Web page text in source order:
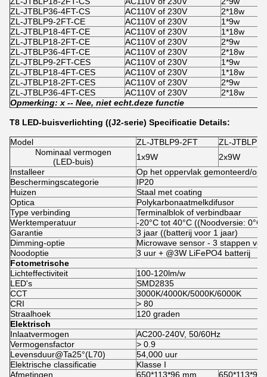
ZL-JTBLP36-4FT-CS
AC110V of 230V
2*18w
ZL-JTBLP9-2FT-CE
AC110V of 230V
1*9w
ZL-JTBLP18-4FT-CE
AC110V of 230V
1*18w
ZL-JTBLP18-2FT-CE
AC110V of 230V
2*9w
ZL-JTBLP36-4FT-CE
AC110V of 230V
2*18w
ZL-JTBLP9-2FT-CES
AC110V of 230V
1*9w
ZL-JTBLP18-4FT-CES
AC110V of 230V
1*18w
ZL-JTBLP18-2FT-CES
AC110V of 230V
2*9w
ZL-JTBLP36-4FT-CES
AC110V of 230V
2*18w
Opmerking: x -- Nee, niet echt.deze functie
T8 LED-buisverlichting ((J2-serie) Specificatie Details:
Model ZL-JTBLP9-2FT
ZL-
Nominaal vermogen
(LED-buis)
1x9W
2x9W
Installeer
Op het oppervlak gemonteerd/
Beschermingscategorie
IP20
Huizen
Staal met coating
Optica
Polykarbonaatmelkdifusor
Type verbinding
Terminalblok of verbindbaar
Werktemperatuur
-20°C tot 40°C ((Noodversie: 0°C
Garantie
3 jaar ((batterij voor 1 jaar)
Dimming-optie
Microwave sensor - 3 stappen
Noodoptie
3 uur + @3W LiFePO4 batterij
Fotometrische
Lichteffectiviteit
100-120lm/w
LED's
SMD2835
CCT
3000K/4000K/5000K/6000K
CRI
> 80
Straalhoek
120 graden
Elektrisch
Inlaatvermogen
AC200-240V, 50/60Hz
Vermogensfactor
> 0.9
Levensduur@Ta25°(L70)
54,000 uur
Elektrische classificatie
Klasse I
Afmetingen
650*113*96 mm 650*113*96